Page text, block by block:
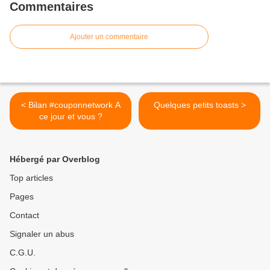
Commentaires
Ajouter un commentaire
< Bilan #couponnetwork A
ce jour et vous ?
Quelques petits toasts >
Hébergé par Overblog
Top articles
Pages
Contact
Signaler un abus
C.G.U.